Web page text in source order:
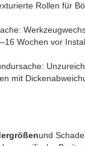
Rollen für
Wochen vor
mit
und